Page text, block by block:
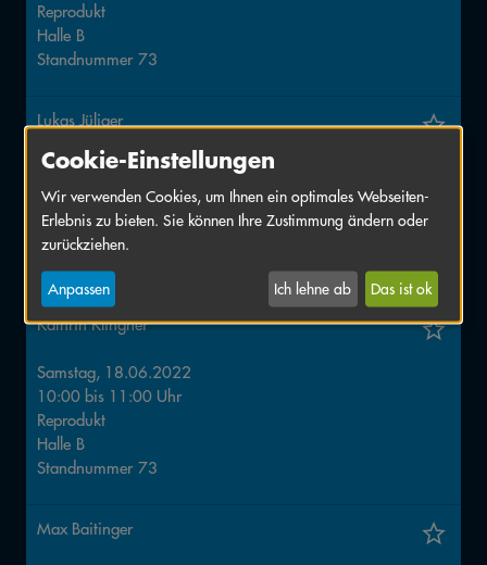
Reprodukt
Halle B
Standnummer 73
Lukas Jüliger
Freitag, 17.06.2022
18:00bis19:00Uhr
Reprodukt
Halle B
Kathrin Klingner
Samstag, 18.06.2022
10:00 bis 11:00 Uhr
Reprodukt
Halle B
Standnummer 73
Max Baitinger
Cookie-Einstellungen
Wir verwenden Cookies, um Ihnen ein optimales Webseiten-
Erlebnis zu bieten. Sie können Ihre Zustimmung ändern oder
zurückziehen.
Anpassen Ich lehne ab Das ist ok